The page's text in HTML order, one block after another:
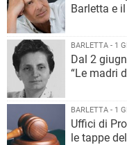
Barletta e
BARLETTA - 1
Dal 2
“Le madri
BARLETTA - 1
Uffici di
le tappe